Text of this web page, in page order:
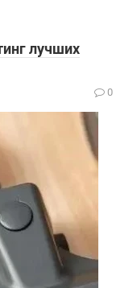
лучших
0